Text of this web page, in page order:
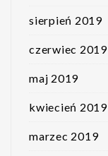
sierpień 2019
czerwiec 2019
maj 2019
kwiecień 2019
marzec 2019